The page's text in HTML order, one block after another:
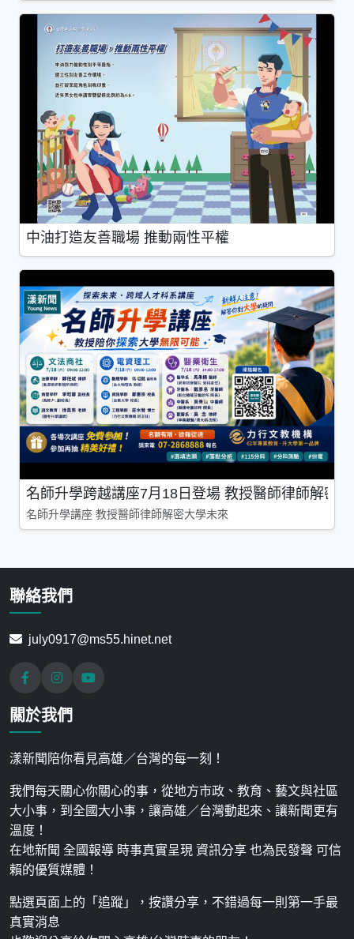
中油打造友善職場 推動兩性平權
名師升學跨越講座7月18日登場 教授醫師律師解密
名師升學講座 教授醫師律師解密大學未來
聯絡我們
july0917@ms55.hinet.net
關於我們
漾新聞陪你看見高雄／台灣的每一刻！
我們每天關心你關心的事，從地方市政、教育、藝文與社區
大小事，到全國大小事，讓高雄／台灣動起來、讓新聞更有
溫度！
在地新聞 全國報導 時事真實呈現 資訊分享 也為民發聲 可信
賴的優質媒體！
點選頁面上的「追蹤」，按讚分享，不錯過每一則第一手最
真實消息